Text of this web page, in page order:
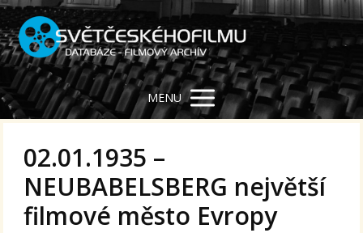
MENU
02.01.1935 –
NEUBABELSBERG největší
filmové město Evropy